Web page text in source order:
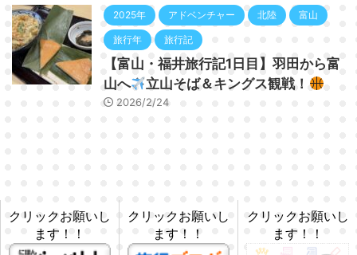
2025年 アドベンチャー 北陸 富山
旅行年 旅行記
【富山・福井旅行記1日目】羽田から富
山へ
立山そば＆キングス観戦！
2026/2/24
クリックお願いし
ます！！
クリックお願いし
ます！！
クリックお願いし
ます！！